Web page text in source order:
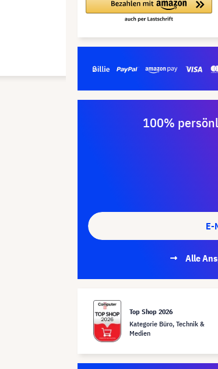
100%
E-
Alle
Top Shop 2026
Kategorie Büro, Technik &
Medien